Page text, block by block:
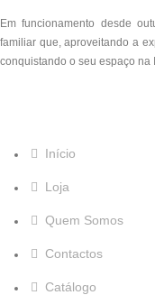
Em funcionamento desde
familiar que, aproveitando a
conquistando o seu espaço na
Início
Loja
Quem Somos
Contactos
Catálogo